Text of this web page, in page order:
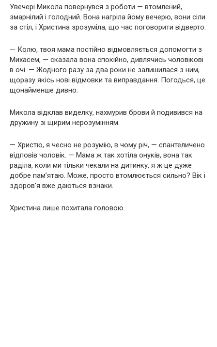
Увечері Микола повернувся з роботи — втомлений,
змарнілий і голодний. Вона нагріла йому вечерю, вони сіли
за стіл, і Христина зрозуміла, що час поговорити відверто.
— Колю, твоя мама постійно відмовляється допомогти з
Михасем, — сказала вона спокійно, дивлячись чоловікові
в очі. — Жодного разу за два роки не залишилася з ним,
щоразу якісь нові відмовки та виправдання. Погодься, це
щонайменше дивно.
Микола відклав виделку, нахмурив брови й подивився на
дружину зі щирим нерозумінням.
— Христю, я чесно не розумію, в чому річ, — спантеличено
відповів чоловік. — Мама ж так хотіла онуків, вона так
раділа, коли ми тільки чекали на дитинку, я ж це дуже
добре пам’ятаю. Може, просто втомлюється сильно? Вік і
здоров’я вже даються взнаки.
Христина лише похитала головою.